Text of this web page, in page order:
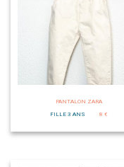
PANTALON ZARA
FILLE 3 ANS
8 €